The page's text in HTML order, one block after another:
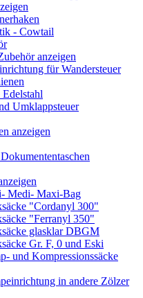
- Cowtail
anzeigen
für Wandersteuer
Edelstahl
Umklappsteuer
anzeigen
Medi- Maxi-Bag
"Cordanyl 300"
"Ferranyl 350"
glasklar DBGM
Gr. F, 0 und Eski
und Kompressionssäcke
in andere Zölzer